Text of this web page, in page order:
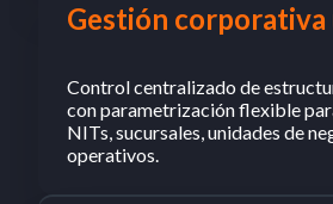
Gestión corporativa
Control centralizado de
con parametrización flexible
NITs, sucursales, unidades de
operativos.